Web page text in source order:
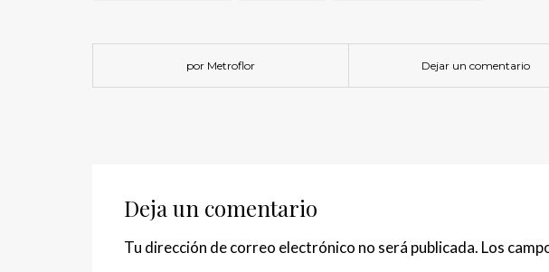
por Metroflor Dejar un comentario
Deja un comentario
Tu dirección de correo electrónico no será publicada. Los